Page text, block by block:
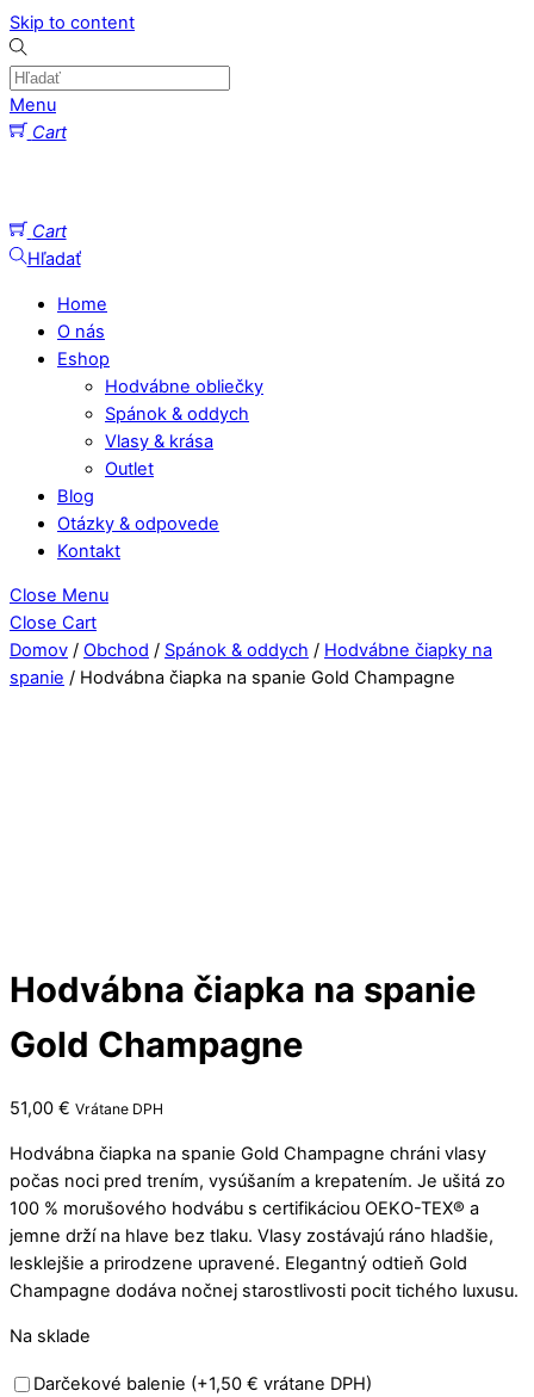
Skip to content
Menu
Cart
Cart
Hľadať
Home
O nás
Eshop
Hodvábne obliečky
Spánok & oddych
Vlasy & krása
Outlet
Blog
Otázky & odpovede
Kontakt
Close Menu
Close Cart
Domov / Obchod / Spánok & oddych / Hodvábne čiapky na
spanie / Hodvábna čiapka na spanie Gold Champagne
Hodvábna čiapka na spanie
Gold Champagne
51,00 € Vrátane DPH
Hodvábna čiapka na spanie Gold Champagne chráni vlasy
počas noci pred trením, vysúšaním a krepatením. Je ušitá zo
100 % morušového hodvábu s certifikáciou OEKO-TEX® a
jemne drží na hlave bez tlaku. Vlasy zostávajú ráno hladšie,
lesklejšie a prirodzene upravené. Elegantný odtieň Gold
Champagne dodáva nočnej starostlivosti pocit tichého luxusu.
Na sklade
Darčekové balenie (+1,50 € vrátane DPH)